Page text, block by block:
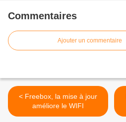
Commentaires
Ajouter un commentaire
< Freebox, la mise à jour
améliore le WIFI